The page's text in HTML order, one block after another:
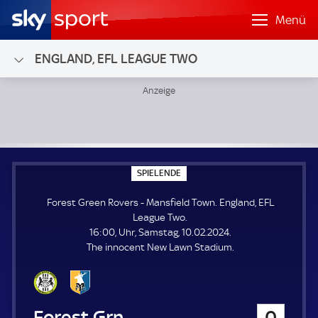
Menü
ENGLAND, EFL LEAGUE TWO
SPIELENDE
P
E
E
N
E
Forest Green Rovers - Mansfield Town. England, EFL
League Two.
16:00, Uhr, Samstag, 10.02.2024.
The innocent New Lawn Stadium.